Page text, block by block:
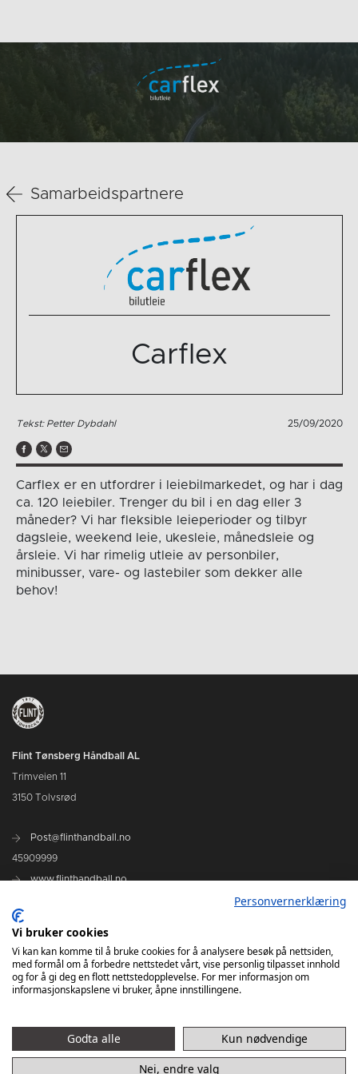
Samarbeidspartnere
Carflex
Tekst: Petter Dybdahl 25/09/2020
Carflex er en utfordrer i leiebilmarkedet, og har i dag
ca. 120 leiebiler. Trenger du bil i en dag eller 3
måneder? Vi har fleksible leieperioder og tilbyr
dagsleie, weekend leie, ukesleie, månedsleie og
årsleie. Vi har rimelig utleie av personbiler,
minibusser, vare- og lastebiler som dekker alle
behov!
Flint Tønsberg Håndball AL
Trimveien 11
3150 Tolvsrød
Post@flinthandball.no
45909999
www.flinthandball.no
Personvernerklæring
Vi bruker cookies
Vi kan kan komme til å bruke cookies for å analysere besøk på nettsiden,
med formål om å forbedre nettstedet vårt, vise personlig tilpasset innhold
og for å gi deg en flott nettstedopplevelse. For mer informasjon om
informasjonskapslene vi bruker, åpne innstillingene.
Godta alle
Kun nødvendige
Nei, endre valg